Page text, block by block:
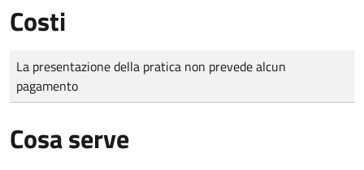
Costi
Tipo di pagamento
Importo
La presentazione della pratica non prevede alcun
pagamento
Cosa serve